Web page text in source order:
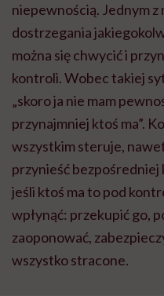
niepewnością. Jednym z
dostrzegania
można się chwycić i
kontroli. Wobec takiej
„skoro ja nie mam
przynajmniej ktoś ma”.
wszystkim steruje,
przynieść bezpośredniej
jeśli ktoś ma to pod
wpłynąć: przekupić go,
zaoponować,
wszystko stracone.